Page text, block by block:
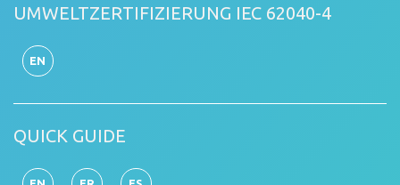
UMWELTZERTIFIZIERUNG IEC 62040-4
EN
QUICK GUIDE